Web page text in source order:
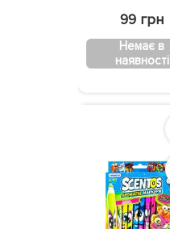
99 грн
Немає в
наявності